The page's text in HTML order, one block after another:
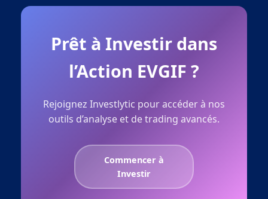
Prêt à Investir dans
l’Action EVGIF ?
Rejoignez Investlytic pour accéder à nos
outils d’analyse et de trading avancés.
Commencer à
Investir